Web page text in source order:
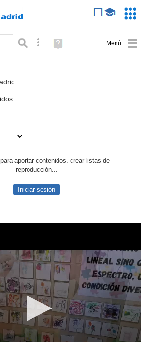
Búsqueda avanzada
Ayuda
(en
aportar contenidos, crear listas de
reproducción...
Iniciar sesión